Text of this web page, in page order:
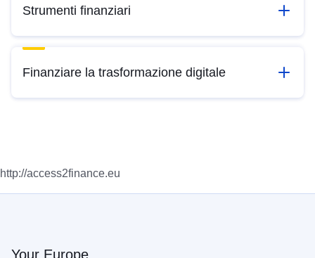
Strumenti finanziari
Finanziare la trasformazione digitale
http://access2finance.eu
Your Europe